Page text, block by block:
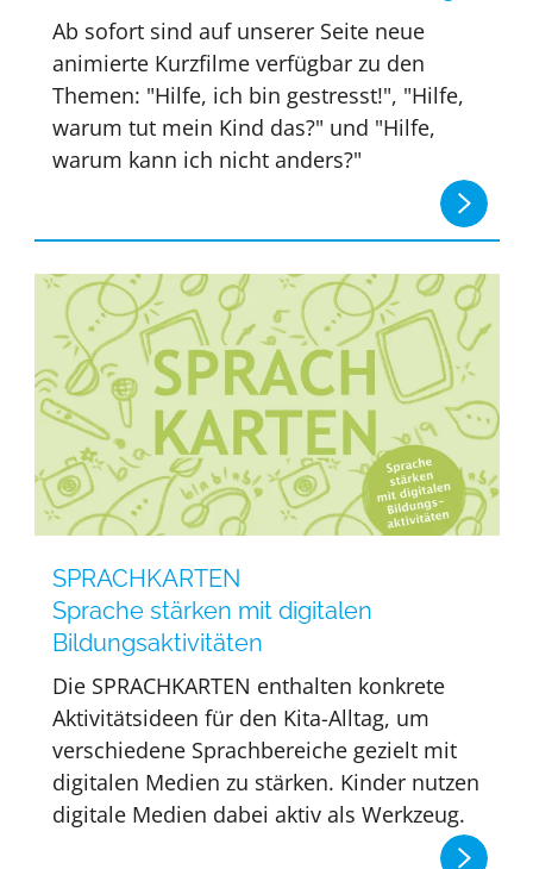
Ab sofort sind auf unserer Seite neue
animierte Kurzfilme verfügbar zu den
Themen: "Hilfe, ich bin gestresst!", "Hilfe,
warum tut mein Kind das?" und "Hilfe,
warum kann ich nicht anders?"
SPRACHKARTEN
Sprache stärken mit digitalen
Bildungsaktivitäten
Die SPRACHKARTEN enthalten konkrete
Aktivitätsideen für den Kita-Alltag, um
verschiedene Sprachbereiche gezielt mit
digitalen Medien zu stärken. Kinder nutzen
digitale Medien dabei aktiv als Werkzeug.